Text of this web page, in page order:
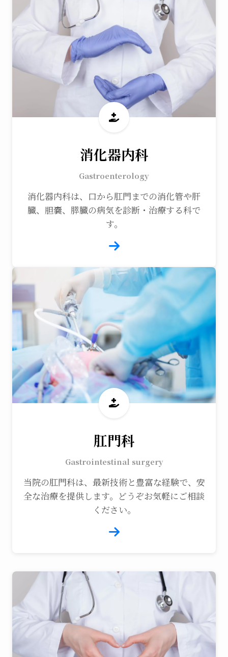
消化器内科
Gastroenterology
消化器内科は、口から肛門までの消化管や肝
臓、胆嚢、膵臓の病気を診断・治療する科で
す。
肛門科
Gastrointestinal surgery
当院の肛門科は、最新技術と豊富な経験で、安
全な治療を提供します。どうぞお気軽にご相談
ください。